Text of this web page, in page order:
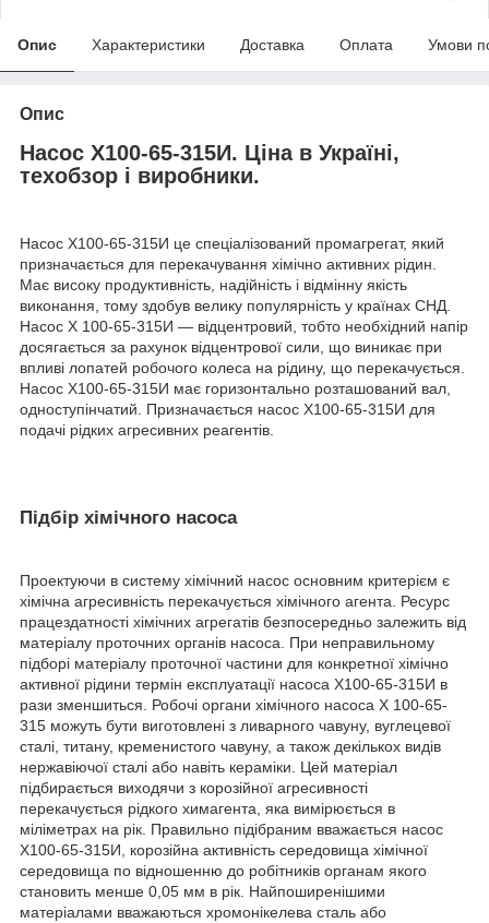
Опис Характеристики Доставка Оплата Умови
Опис
Насос Х100-65-315И. Ціна в Україні,
техобзор і виробники.
Насос Х100-65-315И це спеціалізований промагрегат, який
призначається для перекачування хімічно активних рідин.
Має високу продуктивність, надійність і відмінну якість
виконання, тому здобув велику популярність у країнах СНД.
Насос Х 100-65-315И ― відцентровий, тобто необхідний напір
досягається за рахунок відцентрової сили, що виникає при
впливі лопатей робочого колеса на рідину, що перекачується.
Насос Х100-65-315И має горизонтально розташований вал,
одноступінчатий. Призначається насос Х100-65-315И для
подачі рідких агресивних реагентів.
Підбір хімічного насоса
Проектуючи в систему хімічний насос основним критерієм є
хімічна агресивність перекачується хімічного агента. Ресурс
працездатності хімічних агрегатів безпосередньо залежить від
матеріалу проточних органів насоса. При неправильному
підборі матеріалу проточної частини для конкретної хімічно
активної рідини термін експлуатації насоса Х100-65-315И в
рази зменшиться. Робочі органи хімічного насоса Х 100-65-
315 можуть бути виготовлені з ливарного чавуну, вуглецевої
сталі, титану, кременистого чавуну, а також декількох видів
нержавіючої сталі або навіть кераміки. Цей матеріал
підбирається виходячи з корозійної агресивності
перекачується рідкого химагента, яка вимірюється в
міліметрах на рік. Правильно підібраним вважається насос
Х100-65-315И, корозійна активність середовища хімічної
середовища по відношенню до робітників органам якого
становить менше 0,05 мм в рік. Найпоширенішими
матеріалами вважаються хромонікелева сталь або